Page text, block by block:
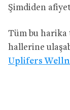
Şimdiden
Tüm bu harika
hallerine
Uplifers